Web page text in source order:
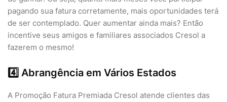
pagando sua fatura corretamente, mais oportunidades terá
de ser contemplado. Quer aumentar ainda mais? Então
incentive seus amigos e familiares associados Cresol a
fazerem o mesmo!
4️⃣ Abrangência em Vários Estados
A Promoção Fatura Premiada Cresol atende clientes das